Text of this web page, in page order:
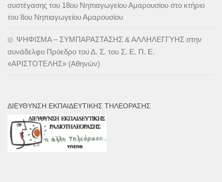
συστέγασης του 18ου Νηπιαγωγείου Αμαρουσίου στο κτήριο
του 8ου Νηπιαγωγείου Αμαρουσίου
ΨΗΦΙΣΜΑ – ΣΥΜΠΑΡΑΣΤΑΣΗΣ & ΑΛΛΗΛΕΓΓΥΗΣ στην
συνάδελφο Πρόεδρο του Δ. Σ. του Σ. Ε. Π. Ε.
«ΑΡΙΣΤΟΤΕΛΗΣ» (Αθηνών)
ΔΙΕΎΘΥΝΣΗ ΕΚΠΑΙΔΕΥΤΙΚΉΣ ΤΗΛΕΌΡΑΣΗΣ